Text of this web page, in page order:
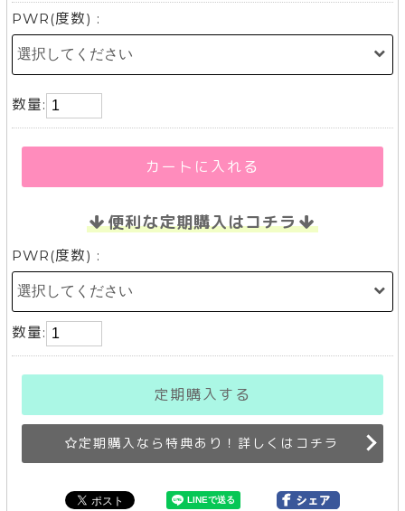
PWR(度数) :
数量:
カートに入れる
便利な定期購入はコチラ
PWR(度数) :
数量:
定期購入する
定期購入なら特典あり！詳しくはコチラ